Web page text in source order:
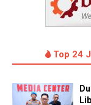
Top 24